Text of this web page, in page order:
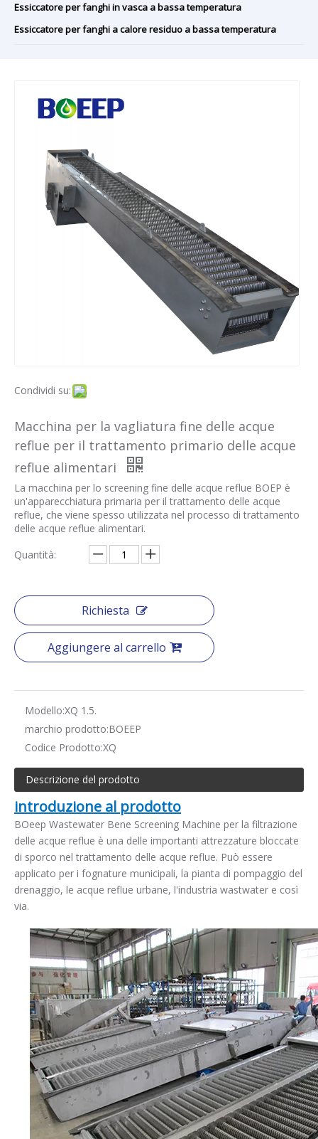
Essiccatore per fanghi in vasca a bassa temperatura
Essiccatore per fanghi a calore residuo a bassa temperatura
Condividi su:
Macchina per la vagliatura fine delle acque
reflue per il trattamento primario delle acque
reflue alimentari
La macchina per lo screening fine delle acque reflue BOEP è
un'apparecchiatura primaria per il trattamento delle acque
reflue, che viene spesso utilizzata nel processo di trattamento
delle acque reflue alimentari.
Quantità:
Richiesta
Aggiungere al carrello
Modello:XQ 1.5.
marchio prodotto:BOEEP
Codice Prodotto:XQ
Descrizione del prodotto
introduzione al prodotto
BOeep Wastewater Bene Screening Machine per la filtrazione
delle acque reflue è una delle importanti attrezzature bloccate
di sporco nel trattamento delle acque reflue. Può essere
applicato per i fognature municipali, la pianta di pompaggio del
drenaggio, le acque reflue urbane, l'industria wastwater e così
via.